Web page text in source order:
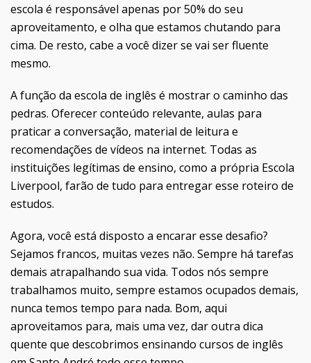
escola é responsável apenas por 50% do seu
aproveitamento, e olha que estamos chutando para
cima. De resto, cabe a você dizer se vai ser fluente
mesmo.
A função da escola de inglês é mostrar o caminho das
pedras. Oferecer conteúdo relevante, aulas para
praticar a conversação, material de leitura e
recomendações de vídeos na internet. Todas as
instituições legítimas de ensino, como a própria Escola
Liverpool, farão de tudo para entregar esse roteiro de
estudos.
Agora, você está disposto a encarar esse desafio?
Sejamos francos, muitas vezes não. Sempre há tarefas
demais atrapalhando sua vida. Todos nós sempre
trabalhamos muito, sempre estamos ocupados demais,
nunca temos tempo para nada. Bom, aqui
aproveitamos para, mais uma vez, dar outra dica
quente que descobrimos ensinando cursos de inglês